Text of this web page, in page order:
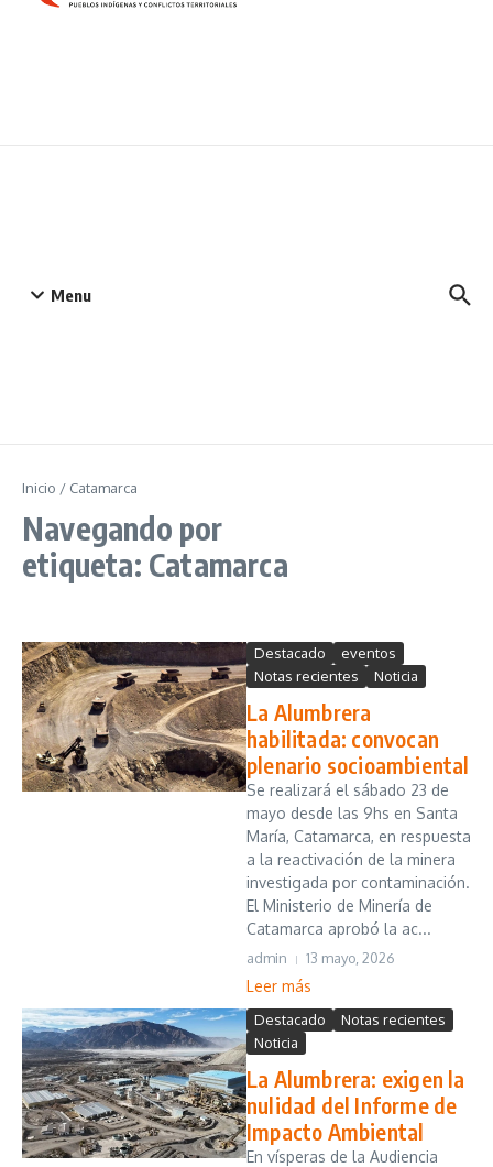
Menu
Inicio / Catamarca
Navegando por
etiqueta: Catamarca
Destacado
eventos
Notas recientes
Noticia
La Alumbrera
habilitada: convocan
plenario socioambiental
Se realizará el sábado 23 de
mayo desde las 9hs en Santa
María, Catamarca, en respuesta
a la reactivación de la minera
investigada por contaminación.
El Ministerio de Minería de
Catamarca aprobó la ac...
admin 13 mayo, 2026
Leer más
Destacado
Notas recientes
Noticia
La Alumbrera: exigen la
nulidad del Informe de
Impacto Ambiental
En vísperas de la Audiencia